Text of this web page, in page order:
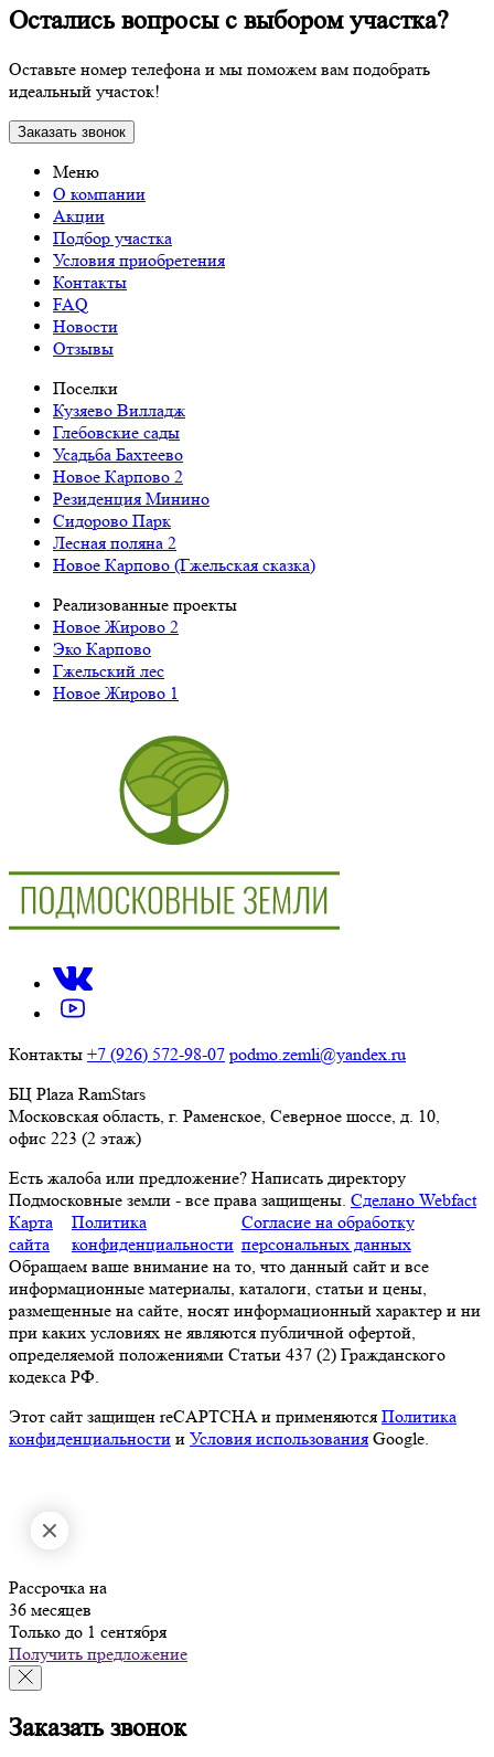
Остались вопросы с выбором участка?
Оставьте номер телефона и мы поможем вам подобрать
идеальный участок!
Заказать звонок
Меню
О компании
Акции
Подбор участка
Условия приобретения
Контакты
FAQ
Новости
Отзывы
Поселки
Кузяево Вилладж
Глебовские сады
Усадьба Бахтеево
Новое Карпово 2
Резиденция Минино
Сидорово Парк
Лесная поляна 2
Новое Карпово (Гжельская сказка)
Реализованные проекты
Новое Жирово 2
Эко Карпово
Гжельский лес
Новое Жирово 1
Контакты +7 (926) 572-98-07 podmo.zemli@yandex.ru
БЦ Plaza RamStars
Московская область, г. Раменское, Северное шоссе, д. 10,
офис 223 (2 этаж)
Есть жалоба или предложение? Написать директору
Подмосковные земли - все права защищены. Сделано Webfact
Карта
сайта
Политика
конфиденциальности
Согласие на обработку
персональных данных
Обращаем ваше внимание на то, что данный сайт и все
информационные материалы, каталоги, статьи и цены,
размещенные на сайте, носят информационный характер и ни
при каких условиях не являются публичной офертой,
определяемой положениями Статьи 437 (2) Гражданского
кодекса РФ.
Этот сайт защищен reCAPTCHA и применяются Политика
конфиденциальности и Условия использования Google.
Рассрочка на
36 месяцев
Только до 1 сентября
Получить предложение
Заказать звонок